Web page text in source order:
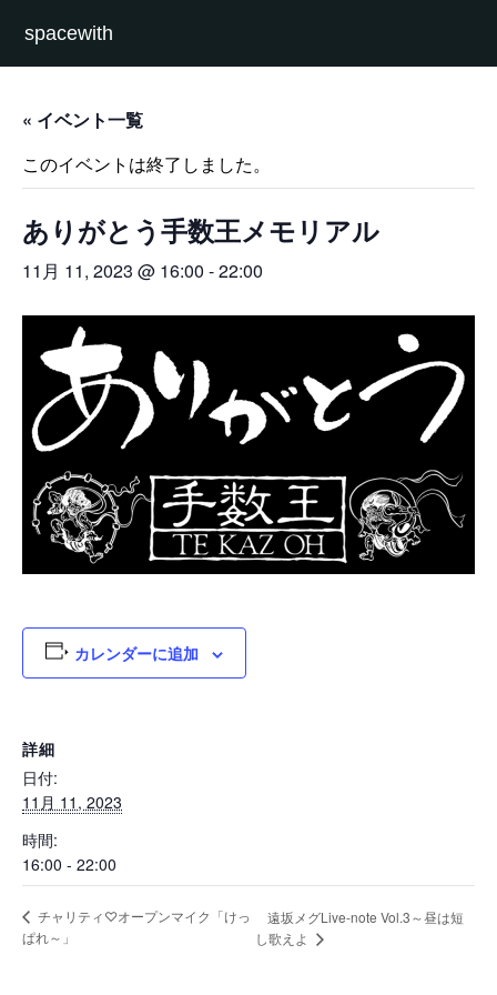
spacewith
« イベント一覧
このイベントは終了しました。
ありがとう手数王メモリアル
11月 11, 2023 @ 16:00 -22:00
カレンダーに追加
詳細
日付:
11月 11, 2023
時間:
16:00 - 22:00
チャリティ♡オープンマイク「けっ
ぱれ～」
遠坂メグLive-note Vol.3～昼は短
し歌えよ